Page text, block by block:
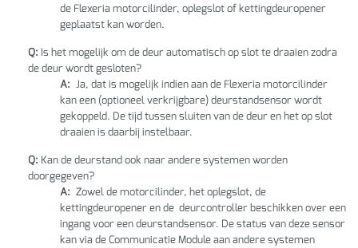
de Flexeria motorcilinder, oplegslot of kettingdeuropener
geplaatst kan worden.
Q: Is het mogelijk om de deur automatisch op slot te draaien zodra
de deur wordt gesloten?
A: Ja, dat is mogelijk indien aan de Flexeria motorcilinder
kan een (optioneel verkrijgbare) deurstandsensor wordt
gekoppeld. De tijd tussen sluiten van de deur en het op slot
draaien is daarbij instelbaar.
Q: Kan de deurstand ook naar andere systemen worden
doorgegeven?
A: Zowel de motorcilinder, het oplegslot, de
kettingdeuropener en de deurcontroller beschikken over een
ingang voor een deurstandsensor. De status van deze sensor
kan via de Communicatie Module aan andere systemen